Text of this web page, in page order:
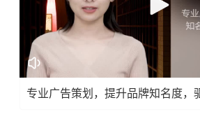
专业广告策划，提升品牌知名度，